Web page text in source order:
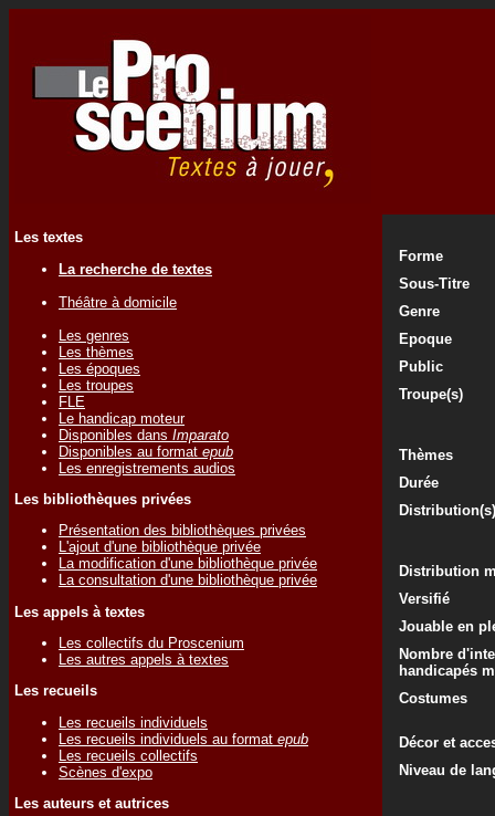
Les textes
La recherche de textes
Théâtre à domicile
Les genres
Les thèmes
Les époques
Les troupes
FLE
Le handicap moteur
Disponibles dans Imparato
Disponibles au format epub
Les enregistrements audios
Les bibliothèques privées
Présentation des bibliothèques privées
L'ajout d'une bibliothèque privée
La modification d'une bibliothèque privée
La consultation d'une bibliothèque privée
Les appels à textes
Les collectifs du Proscenium
Les autres appels à textes
Les recueils
Les recueils individuels
Les recueils individuels au format epub
Les recueils collectifs
Scènes d'expo
Les auteurs et autrices
Forme
Sous-Titre
Genre
Epoque
Public
Troupe(s)
Thèmes
Durée
Distribution(s)
Distribution
Versifié
Jouable en
Nombre
handicapés
Costumes
Décor et
Niveau de